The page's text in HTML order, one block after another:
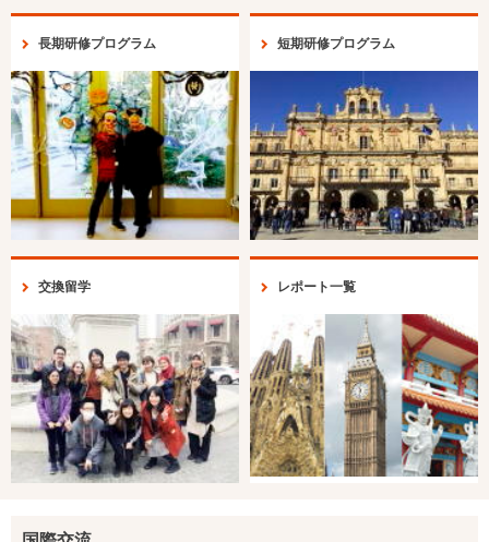
長期研修プログラム 短期研修プログラム
交換留学 レポート一覧